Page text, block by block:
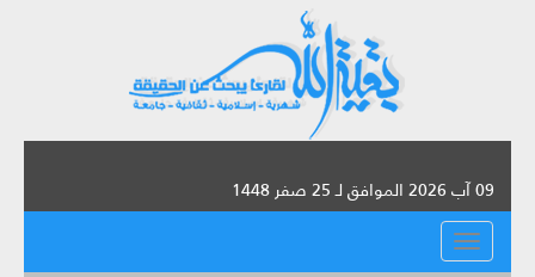
09 آب 2026 الموافق لـ 25 صفر 1448
القائمة